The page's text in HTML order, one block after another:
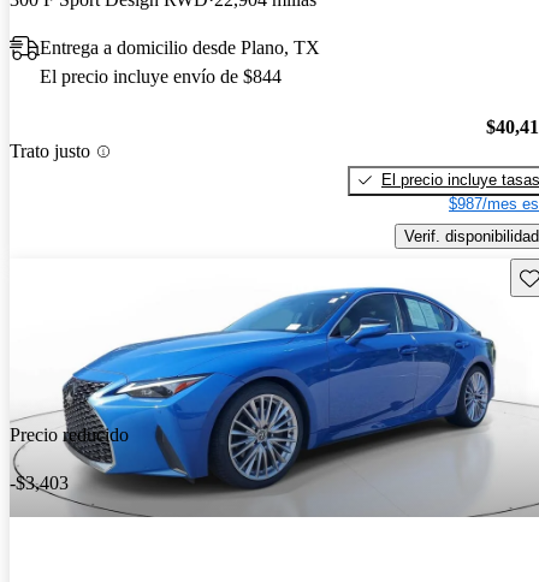
Entrega a domicilio desde Plano, TX
El precio incluye envío de $844
Trato justo
El precio incluye tasas
$987/mes
Verif. disponibilidad
Precio reducido
-$3,403